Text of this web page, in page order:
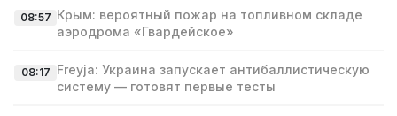
08:57 Крым: вероятный пожар на топливном складе
аэродрома «Гвардейское»
08:17 Freyja: Украина запускает антибаллистическую
систему — готовят первые тесты